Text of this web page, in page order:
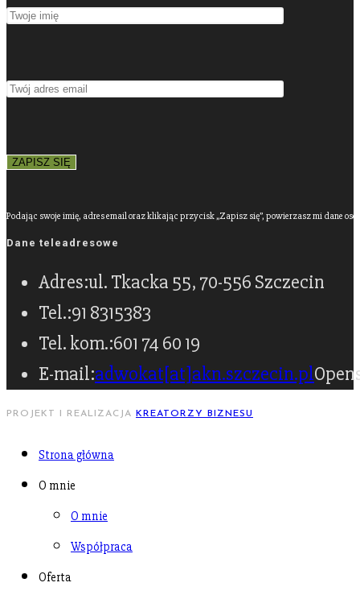
Podając swoje imię, adres email oraz klikając przycisk „Zapisz się”, powierzasz mi dane
Dane teleadresowe
Adres:ul. Tkacka 55, 70-556 Szczecin
Tel.:91 8315383
Tel. kom.:601 74 60 19
E-mail:adwokat[at]akn.szczecin.pl
PROJEKT I REALIZACJA KREATORZY BIZNESU
Strona główna
O mnie
O mnie
Współpraca
Oferta